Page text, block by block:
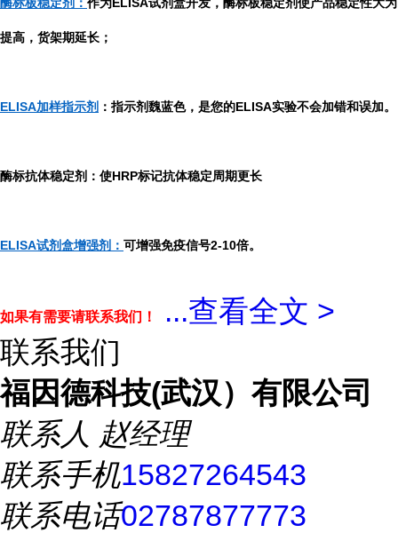
提高，货架期延长；
ELISA加样指示剂 ：指示剂魏蓝色，是您的ELISA实验不会加错和误加。
酶标抗体稳定剂：使HRP标记抗体稳定周期更长
ELISA试剂盒增强剂： 可增强免疫信号2-10倍。
如果有需要请联系我们！ ...查看全文 >
联系我们
福因德科技(武汉）有限公司
联系人 赵经理
联系手机15827264543
联系电话02787877773